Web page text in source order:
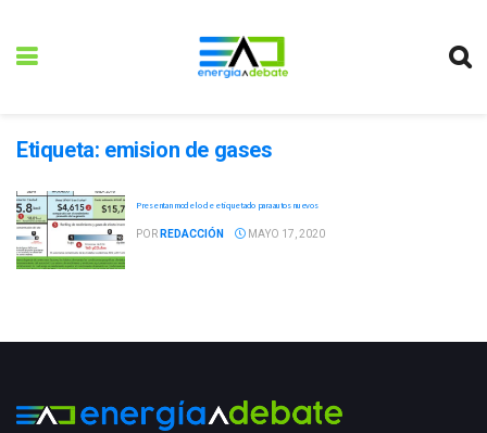
Etiqueta: emision de gases
Presentan modelo de etiquetado para autos nuevos
POR REDACCIÓN MAYO 17, 2020